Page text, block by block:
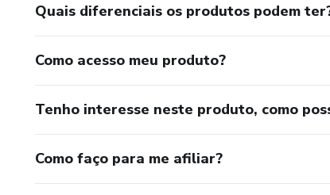
Quais diferenciais os produtos podem
Como acesso meu produto?
Tenho interesse neste produto, como
Como faço para me afiliar?